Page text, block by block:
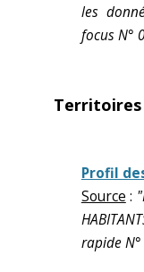
les
focus N°
Territoires
Profil
Source :
rapide